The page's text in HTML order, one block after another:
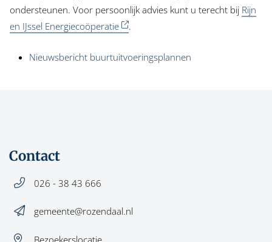
ondersteunen. Voor persoonlijk advies kunt u terecht bij Rijn
en IJssel Energiecoöperatie
.
Nieuwsbericht buurtuitvoeringsplannen
Contact
026 - 38 43 666
gemeente@rozendaal.nl
Bezoekerslocatie